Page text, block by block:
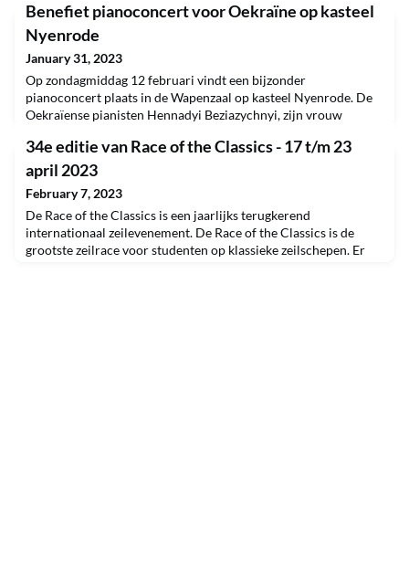
Benefiet pianoconcert voor Oekraïne op kasteel
Nyenrode
January 31, 2023
Op zondagmiddag 12 februari vindt een bijzonder
pianoconcert plaats in de Wapenzaal op kasteel Nyenrode. De
Oekraïense pianisten Hennadyi Beziazychnyi, zijn vrouw
dochtertje Yulianna spelen een prachtige voorstelling met
werken van Schubert, Chopin en Liszt. Het concert begint om
16.00 uur.Door de oorlog is het gezin uit elkaar geraakt. Nat
34e editie van Race of the Classics - 17 t/m 23
april 2023
February 7, 2023
De Race of the Classics is een jaarlijks terugkerend
internationaal zeilevenement. De Race of the Classics is de
grootste zeilrace voor studenten op klassieke zeilschepen. Er